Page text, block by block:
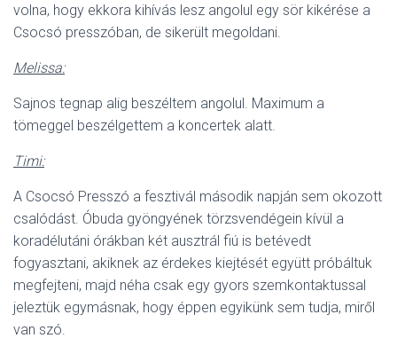
volna, hogy ekkora kihívás lesz angolul egy sör kikérése a
Csocsó presszóban, de sikerült megoldani.
Melissa:
Sajnos tegnap alig beszéltem angolul. Maximum a
tömeggel beszélgettem a koncertek alatt.
Timi:
A Csocsó Presszó a fesztivál második napján sem okozott
csalódást. Óbuda gyöngyének törzsvendégein kívül a
koradélutáni órákban két ausztrál fiú is betévedt
fogyasztani, akiknek az érdekes kiejtését együtt próbáltuk
megfejteni, majd néha csak egy gyors szemkontaktussal
jeleztük egymásnak, hogy éppen egyikünk sem tudja, miről
van szó.